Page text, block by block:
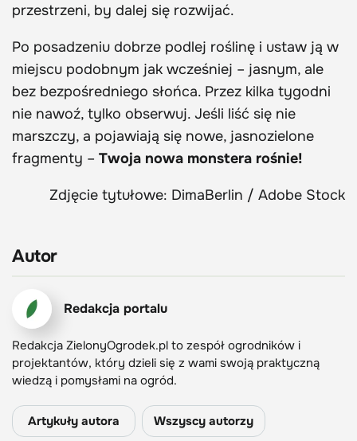
przestrzeni, by dalej się rozwijać.
Po posadzeniu dobrze podlej roślinę i ustaw ją w
miejscu podobnym jak wcześniej – jasnym, ale
bez bezpośredniego słońca. Przez kilka tygodni
nie nawoź, tylko obserwuj. Jeśli liść się nie
marszczy, a pojawiają się nowe, jasnozielone
fragmenty – Twoja nowa monstera rośnie!
Zdjęcie tytułowe: DimaBerlin / Adobe Stock
Autor
Redakcja portalu
Redakcja ZielonyOgrodek.pl to zespół ogrodników i
projektantów, który dzieli się z wami swoją praktyczną
wiedzą i pomysłami na ogród.
Artykuły autora Wszyscy autorzy